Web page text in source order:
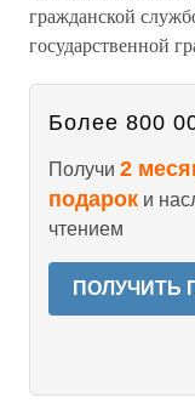
гражданской
государственной
Более 800
Получи 2
подарок и
чтением
ПОЛУЧИТЬ